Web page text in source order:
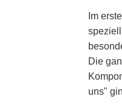
Im
Die
uns"